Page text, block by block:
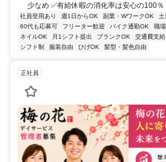
少なめ ✅有給休暇の消化率は安心の100％
社員登用あり 週1日からOK 副業・WワークOK
60代も応募可
フリーター歓迎 バイク通勤OK 職
ネイルOK
月1シフト提出 ブランクOK 交通費支給
シフト制
服装自由 ひげOK 髪型・髪色自由
正社員